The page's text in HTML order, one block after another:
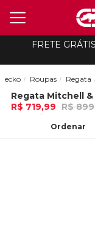
FRETE
Ordenar
ecko Roupas Regata
R$ 719,99 R$
12x de R$ 59,99 Ou